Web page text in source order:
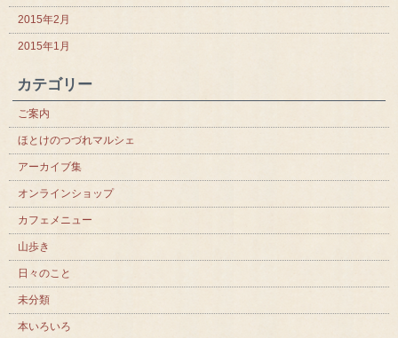
2015年2月
2015年1月
カテゴリー
ご案内
ほとけのつづれマルシェ
アーカイブ集
オンラインショップ
カフェメニュー
山歩き
日々のこと
未分類
本いろいろ